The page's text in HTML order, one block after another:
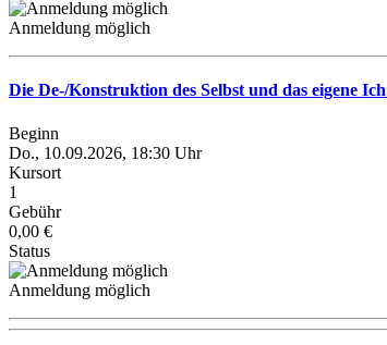
Anmeldung möglich
Die De-/Konstruktion des Selbst und das eigene Ich
Beginn
Do., 10.09.2026, 18:30 Uhr
Kursort
1
Gebühr
0,00 €
Status
Anmeldung möglich